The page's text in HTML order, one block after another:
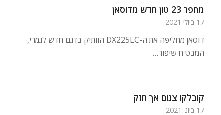
מחפר 23 טון חדש מדוסאן
17 ביולי 2021
דוסאן מחליפה את ה-DX225LC הוותיק בדגם חדש לגמרי,
המבטיח שיפור…
קובלקו צנום אך חזק
17 ביוני 2021